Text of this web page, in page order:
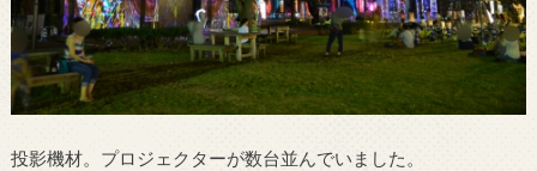
投影機材。プロジェクターが数台並んでいました。